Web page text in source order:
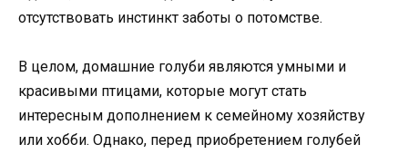
отсутствовать инстинкт заботы о потомстве.
В целом, домашние голуби являются умными и
красивыми птицами, которые могут стать
интересным дополнением к семейному хозяйству
или хобби. Однако, перед приобретением голубей